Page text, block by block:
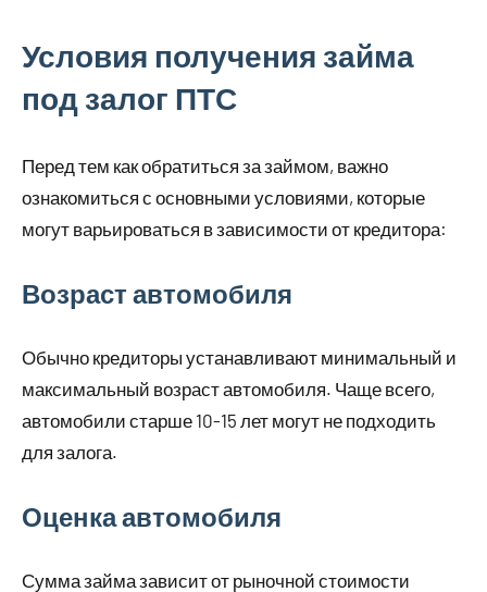
Условия получения займа
под залог ПТС
Перед тем как обратиться за займом, важно
ознакомиться с основными условиями, которые
могут варьироваться в зависимости от кредитора:
Возраст автомобиля
Обычно кредиторы устанавливают минимальный и
максимальный возраст автомобиля. Чаще всего,
автомобили старше 10-15 лет могут не подходить
для залога.
Оценка автомобиля
Сумма займа зависит от рыночной стоимости